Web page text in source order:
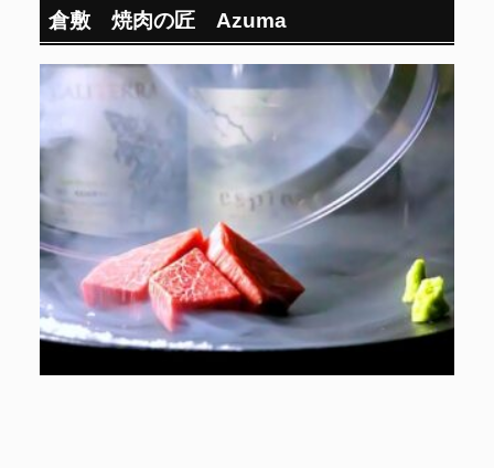
倉敷 焼肉の匠 Azuma